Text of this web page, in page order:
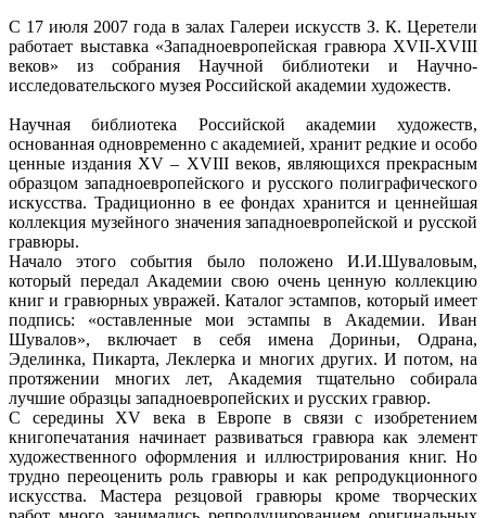
С 17 июля 2007 года в залах Галереи искусств З. К. Церетели
работает выставка «Западноевропейская гравюра XVII-XVIII
веков» из собрания Научной библиотеки и Научно-
исследовательского музея Российской академии художеств.
Научная библиотека Российской академии художеств,
основанная одновременно с академией, хранит редкие и особо
ценные издания XV – XVIII веков, являющихся прекрасным
образцом западноевропейского и русского полиграфического
искусства. Традиционно в ее фондах хранится и ценнейшая
коллекция музейного значения западноевропейской и русской
гравюры.
Начало этого события было положено И.И.Шуваловым,
который передал Академии свою очень ценную коллекцию
книг и гравюрных увражей. Каталог эстампов, который имеет
подпись: «оставленные мои эстампы в Академии. Иван
Шувалов», включает в себя имена Дориньи, Одрана,
Эделинка, Пикарта, Леклерка и многих других. И потом, на
протяжении многих лет, Академия тщательно собирала
лучшие образцы западноевропейских и русских гравюр.
С середины XV века в Европе в связи с изобретением
книгопечатания начинает развиваться гравюра как элемент
художественного оформления и иллюстрирования книг. Но
трудно переоценить роль гравюры и как репродукционного
искусства. Мастера резцовой гравюры кроме творческих